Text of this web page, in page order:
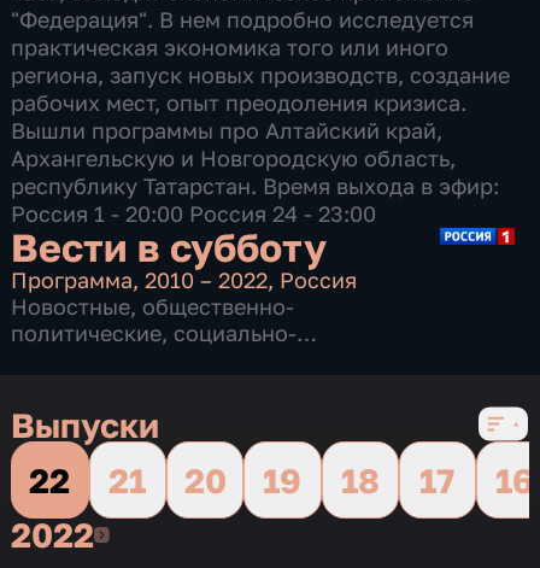
"Федерация". В нем подробно исследуется
практическая экономика того или иного
региона, запуск новых производств, создание
рабочих мест, опыт преодоления кризиса.
Вышли программы про Алтайский край,
Архангельскую и Новгородскую область,
республику Татарстан. Время выхода в эфир:
Россия 1 - 20:00 Россия 24 - 23:00
Вести в субботу
Программа,2010 – 2022, Россия
Новостные, общественно-
политические, социально-
Выпуски
22
21 20 19 18 17
16
20222022